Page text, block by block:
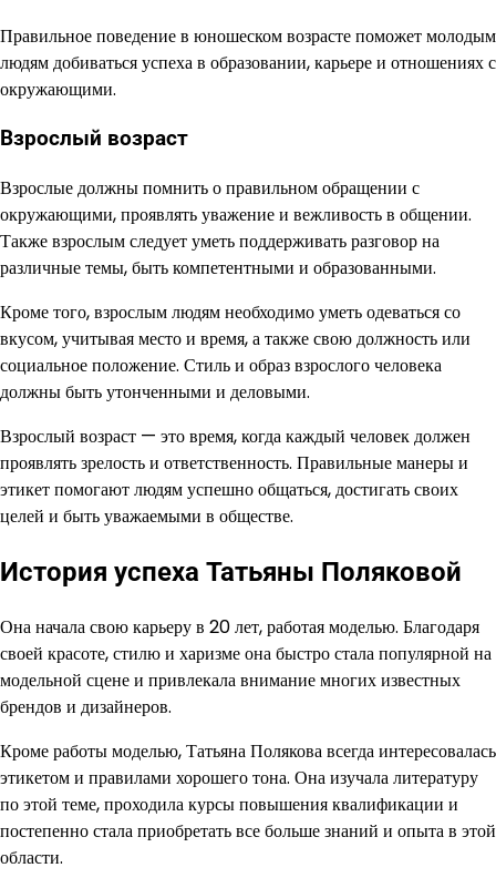
Правильное поведение в юношеском возрасте поможет молодым
людям добиваться успеха в образовании, карьере и отношениях с
окружающими.
Взрослый возраст
Взрослые должны помнить о правильном обращении с
окружающими, проявлять уважение и вежливость в общении.
Также взрослым следует уметь поддерживать разговор на
различные темы, быть компетентными и образованными.
Кроме того, взрослым людям необходимо уметь одеваться со
вкусом, учитывая место и время, а также свою должность или
социальное положение. Стиль и образ взрослого человека
должны быть утонченными и деловыми.
Взрослый возраст — это время, когда каждый человек должен
проявлять зрелость и ответственность. Правильные манеры и
этикет помогают людям успешно общаться, достигать своих
целей и быть уважаемыми в обществе.
История успеха Татьяны Поляковой
Она начала свою карьеру в 20 лет, работая моделью. Благодаря
своей красоте, стилю и харизме она быстро стала популярной на
модельной сцене и привлекала внимание многих известных
брендов и дизайнеров.
Кроме работы моделью, Татьяна Полякова всегда интересовалась
этикетом и правилами хорошего тона. Она изучала литературу
по этой теме, проходила курсы повышения квалификации и
постепенно стала приобретать все больше знаний и опыта в этой
области.